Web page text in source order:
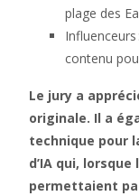
plage des
contenu
Le jury a
originale. Il a
technique pour
d’IA qui,
permettaient